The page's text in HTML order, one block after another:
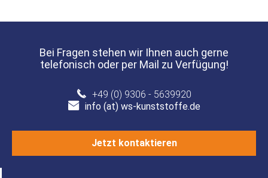
Bei Fragen stehen wir Ihnen auch gerne
telefonisch oder per Mail zu Verfügung!
+49 (0) 9306 - 5639920
info (at) ws-kunststoffe.de
Jetzt kontaktieren